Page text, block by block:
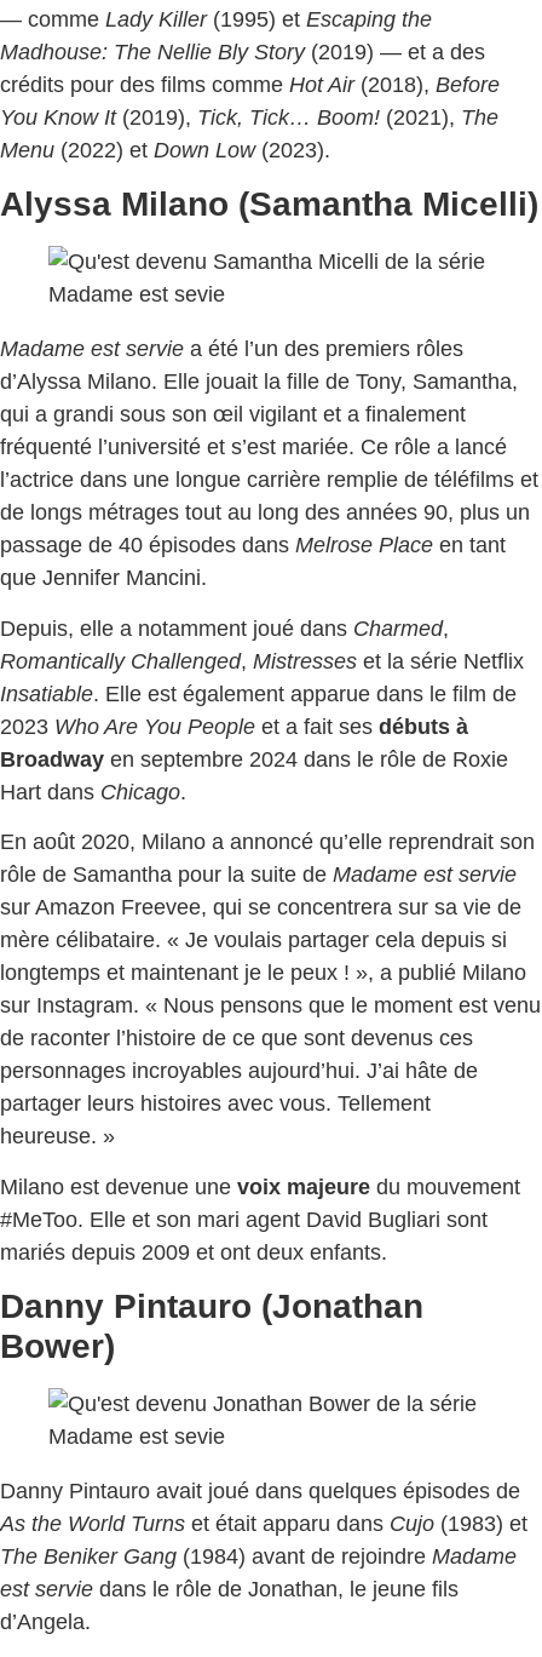
— comme Lady Killer(1995) et Escaping the
Madhouse: The Nellie Bly Story(2019) — et a des
crédits pour des films comme Hot Air(2018), Before
You Know It(2019), Tick, Tick… Boom! (2021), The
Menu (2022) et Down Low(2023).
Alyssa Milano (Samantha Micelli)
Madame est servie a été l’un des premiers rôles
d’Alyssa Milano. Elle jouait la fille de Tony, Samantha,
qui a grandi sous son œil vigilant et a finalement
fréquenté l’université et s’est mariée. Ce rôle a lancé
l’actrice dans une longue carrière remplie de téléfilms et
de longs métrages tout au long des années 90, plus un
passage de 40 épisodes dans Melrose Place en tant
que Jennifer Mancini.
Depuis, elle a notamment joué dans Charmed,
Romantically Challenged, Mistresses et la série Netflix
Insatiable. Elle est également apparue dans le film de
2023 Who Are You People et a fait ses débuts à
Broadway en septembre 2024 dans le rôle de Roxie
Hart dans Chicago.
En août 2020, Milano a annoncé qu’elle reprendrait son
rôle de Samantha pour la suite de Madame est servie
sur Amazon Freevee, qui se concentrera sur sa vie de
mère célibataire. « Je voulais partager cela depuis si
longtemps et maintenant je le peux ! », a publié Milano
sur Instagram. « Nous pensons que le moment est venu
de raconter l’histoire de ce que sont devenus ces
personnages incroyables aujourd’hui. J’ai hâte de
partager leurs histoires avec vous. Tellement
heureuse. »
Milano est devenue une voix majeure du mouvement
#MeToo. Elle et son mari agent David Bugliari sont
mariés depuis 2009 et ont deux enfants.
Danny Pintauro (Jonathan
Bower)
Danny Pintauro avait joué dans quelques épisodes de
As the World Turns et était apparu dans Cujo (1983) et
The Beniker Gang (1984) avant de rejoindre Madame
est servie dans le rôle de Jonathan, le jeune fils
d’Angela.